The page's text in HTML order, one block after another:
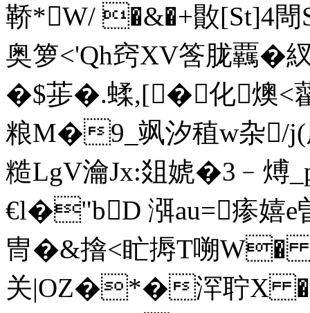
鞒*W/ �&�+贁[St]4
奥箩<'Qh窍XV筨胧覊�
�$荹�.蝚,[�化燠
粮M�9_飒汐稙w杂/
糙LgV瀹Jx:爼婋�3﹣煿
€l�"bD 渳au=瘆嬉e
冑�&摿<盳搙T嗍W�
关|OZ�*�浫聍X �,